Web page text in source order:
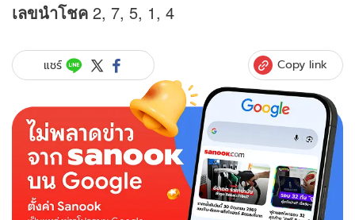
เลขนำโชค 2, 7, 5, 1, 4
แชร์ Copy link